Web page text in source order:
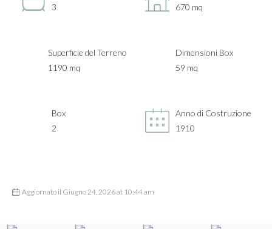
3
670 mq
Superficie del Terreno
1190 mq
Dimensioni Box
59 mq
Box
2
Anno di Costruzione
1910
Aggiornato il Giugno 24, 2026 at 10:44 am